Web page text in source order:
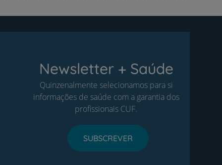
Newsletter + Saúde
Quinzenalmente selecionamos para si
informações de saúde com a garantia dos
profissionais CUF.
SUBSCREVER